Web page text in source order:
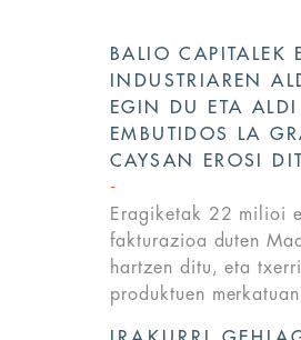
BALIO CAPITALEK
INDUSTRIAREN
EGIN DU ETA ALDI
EMBUTIDOS LA
CAYSAN EROSI
Eragiketak 22 milioi
fakturazioa duten
hartzen ditu, eta
produktuen